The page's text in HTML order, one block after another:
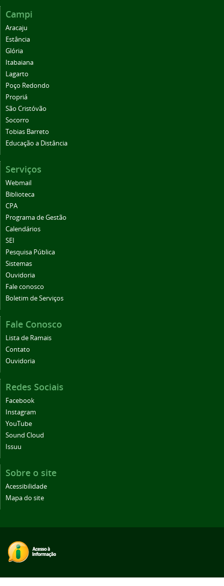
Campi
Aracaju
Estância
Glória
Itabaiana
Lagarto
Poço Redondo
Propriá
São Cristóvão
Socorro
Tobias Barreto
Educação a Distância
Serviços
Webmail
Biblioteca
CPA
Programa de Gestão
Calendários
SEI
Pesquisa Pública
Sistemas
Ouvidoria
Fale conosco
Boletim de Serviços
Fale Conosco
Lista de Ramais
Contato
Ouvidoria
Redes Sociais
Facebook
Instagram
YouTube
Sound Cloud
Issuu
Sobre o site
Acessibilidade
Mapa do site